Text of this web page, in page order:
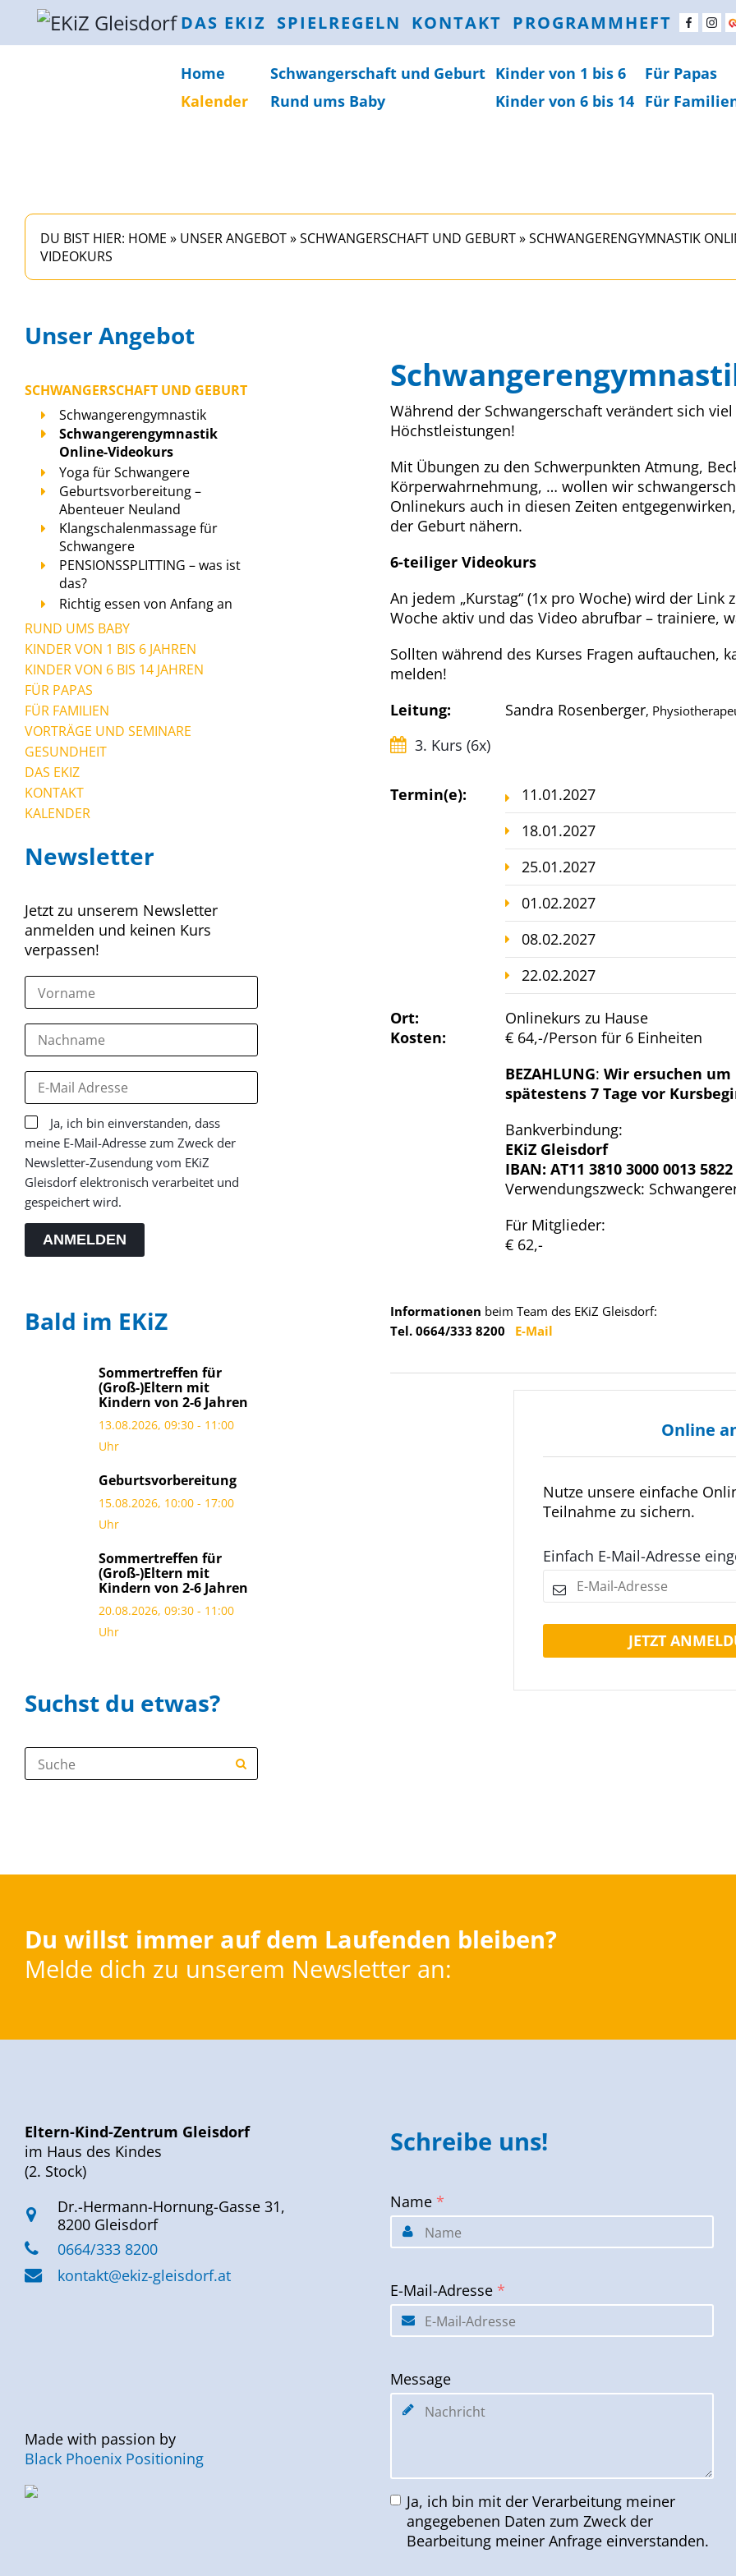
DAS EKIZ SPIELREGELN KONTAKT PROGRAMMHEFT
Home Schwanger­schaft und Geburt Kinder von 1 bis 6 Für Papas
Kalender
Rund ums Baby Kinder von 6 bis 14 Für
DU BIST HIER: HOME » UNSER ANGEBOT»SCHWANGERSCHAFT UND GEBURT»SCHWANGERENGYMNASTIK
VIDEOKURS
Unser Angebot
SCHWANGERSCHAFT UND GEBURT
Schwangerengymnastik
Schwangerengymnastik
Online-Videokurs
Yoga für Schwangere
Geburtsvorbereitung –
Abenteuer Neuland
Klangschalenmassage für
Schwangere
PENSIONSSPLITTING – was ist
das?
Richtig essen von Anfang an
RUND UMS BABY
KINDER VON 1 BIS 6 JAHREN
KINDER VON 6 BIS 14 JAHREN
FÜR PAPAS
FÜR FAMILIEN
VORTRÄGE UND SEMINARE
GESUNDHEIT
DAS EKIZ
KONTAKT
KALENDER
Newsletter
Jetzt zu unserem Newsletter
anmelden und keinen Kurs
verpassen!
Ja, ich bin einverstanden, dass
meine E-Mail-Adresse zum Zweck der
Newsletter-Zusendung vom EKiZ
Gleisdorf elektronisch verarbeitet und
gespeichert wird.
ANMELDEN
Bald im EKiZ
Sommertreffen für
(Groß-)Eltern mit
Kindern von 2-6 Jahren
13.08.2026, 09:30 - 11:00
Uhr
Geburtsvorbereitung
15.08.2026, 10:00 - 17:00
Uhr
Sommertreffen für
(Groß-)Eltern mit
Kindern von 2-6 Jahren
20.08.2026, 09:30 - 11:00
Uhr
Suchst du etwas?
Suche:
Während der Schwangerschaft verändert sich
Höchstleistungen!
Mit Übungen zu den Schwerpunkten Atmung,
Körperwahrnehmung, … wollen wir
Onlinekurs auch in diesen Zeiten
der Geburt nähern.
6-teiliger Videokurs
An jedem „Kurstag“ (1x pro Woche) wird der
Woche aktiv und das Video abrufbar – trainiere,
Sollten während des Kurses Fragen auftauchen,
melden!
Leitung:
Sandra Rosenberger,
3. Kurs (6x)
Termin(e):
11.01.2027
18.01.2027
25.01.2027
01.02.2027
08.02.2027
22.02.2027
Ort:
Onlinekurs zu Hause
Kosten:
€ 64,-/Person für 6 Einheiten
BEZAHLUNG: Wir ersuchen
spätestens 7 Tage vor
Bankverbindung:
EKiZ Gleisdorf
IBAN: AT11 3810 3000 0013 5822
Verwendungszweck:
Für Mitglieder:
€ 62,-
Informationen beim Team des EKiZ Gleisdorf:
Tel. 0664/333 8200 E-Mail
Online
Nutze unsere einfache
Teilnahme zu sichern.
Einfach E-Mail-Adresse
JETZT
Du willst immer auf dem Laufenden bleiben?
Melde dich zu unserem Newsletter an:
Eltern-Kind-Zentrum Gleisdorf
im Haus des Kindes
(2. Stock)
Dr.-Hermann-Hornung-Gasse 31,
8200 Gleisdorf
0664/333 8200
kontakt@ekiz-gleisdorf.at
Made with passion by
Black Phoenix Positioning
Schreibe uns!
Name *
E-Mail-Adresse *
Message
Ja, ich bin mit der Verarbeitung meiner
angegebenen Daten zum Zweck der
Bearbeitung meiner Anfrage einverstanden.